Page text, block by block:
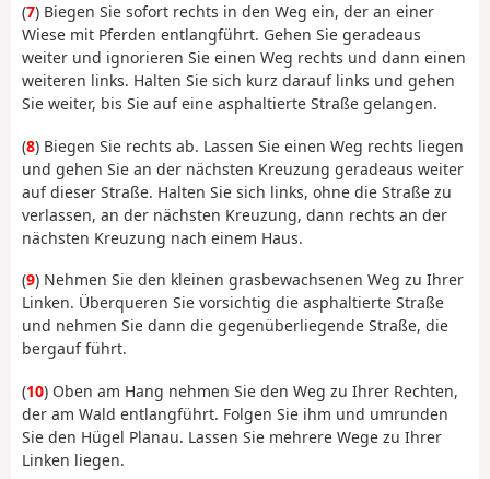
(7) Biegen Sie sofort rechts in den Weg ein, der an einer
Wiese mit Pferden entlangführt. Gehen Sie geradeaus
weiter und ignorieren Sie einen Weg rechts und dann einen
weiteren links. Halten Sie sich kurz darauf links und gehen
Sie weiter, bis Sie auf eine asphaltierte Straße gelangen.
(8) Biegen Sie rechts ab. Lassen Sie einen Weg rechts liegen
und gehen Sie an der nächsten Kreuzung geradeaus weiter
auf dieser Straße. Halten Sie sich links, ohne die Straße zu
verlassen, an der nächsten Kreuzung, dann rechts an der
nächsten Kreuzung nach einem Haus.
(9) Nehmen Sie den kleinen grasbewachsenen Weg zu Ihrer
Linken. Überqueren Sie vorsichtig die asphaltierte Straße
und nehmen Sie dann die gegenüberliegende Straße, die
bergauf führt.
(10) Oben am Hang nehmen Sie den Weg zu Ihrer Rechten,
der am Wald entlangführt. Folgen Sie ihm und umrunden
Sie den Hügel Planau. Lassen Sie mehrere Wege zu Ihrer
Linken liegen.